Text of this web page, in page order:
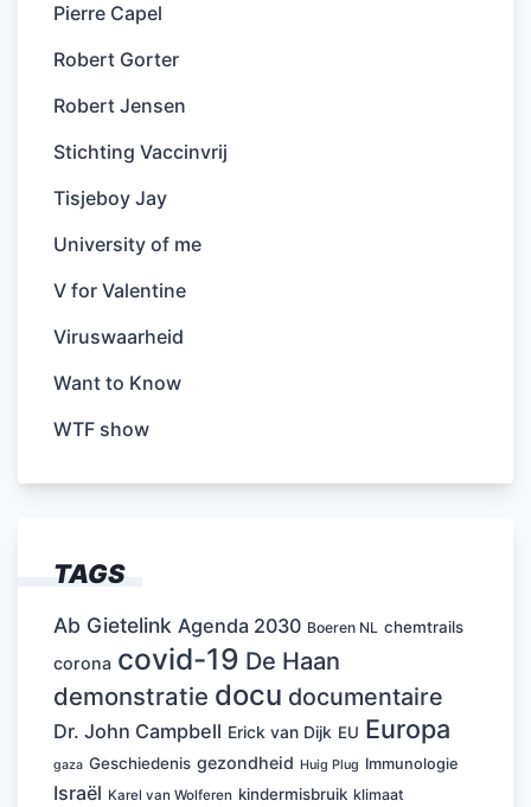
Pierre Capel
Robert Gorter
Robert Jensen
Stichting Vaccinvrij
Tisjeboy Jay
University of me
V for Valentine
Viruswaarheid
Want to Know
WTF show
TAGS
Ab Gietelink Agenda 2030 Boeren NL chemtrails
corona covid-19 De Haan
demonstratie docu documentaire
Dr. John Campbell Erick van Dijk EU Europa
gaza Geschiedenis gezondheid Huig Plug Immunologie
Israël Karel van Wolferen kindermisbruik klimaat